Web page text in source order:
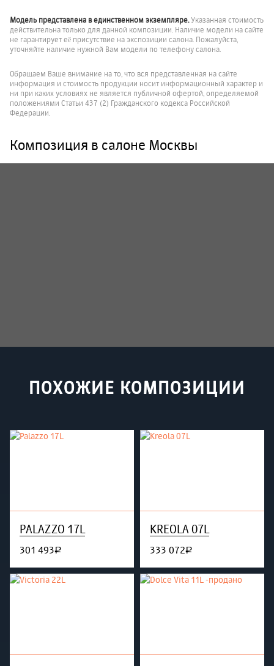
Модель представлена в единственном экземпляре.Указанная стоимость
действительна только для данной композиции. Наличие модели на сайте
не гарантирует её присутствие на экспозиции салона. Пожалуйста,
уточняйте наличие нужной Вам модели по телефону салона.
Обращаем Ваше внимание на то, что вся представленная на сайте
информация и стоимость продукции носит информационный характер и
ни при каких условиях не является публичной офертой, определяемой
положениями Статьи 437 (2) Гражданского кодекса Российской
Федерации.
Композиция в салоне Москвы
ПОХОЖИЕ КОМПОЗИЦИИ
PALAZZO 17L
301 493руб.
KREOLA 07L
333 072руб.